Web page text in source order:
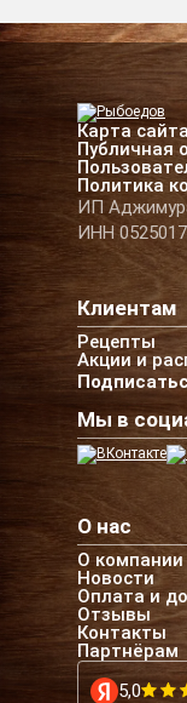
Карта
Публичная
Политика
ИП
ИНН
Клиентам
Рецепты
Акции и
Мы в
О нас
О компании
Новости
Оплата и
Отзывы
Контакты
Партнёрам
5,0